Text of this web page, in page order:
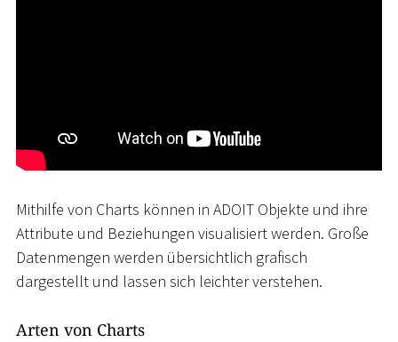
Mithilfe von Charts können in ADOIT Objekte und ihre
Attribute und Beziehungen visualisiert werden. Große
Datenmengen werden übersichtlich grafisch
dargestellt und lassen sich leichter verstehen.
Arten von Charts